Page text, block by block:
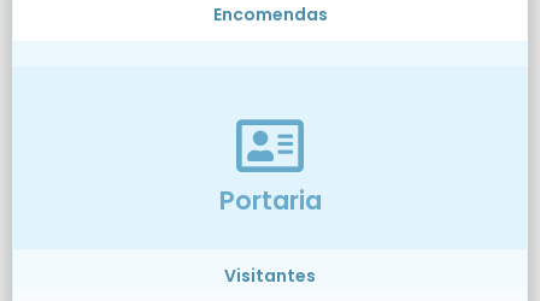
Encomendas
Portaria
Visitantes